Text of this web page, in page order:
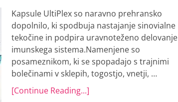
Kapsule UltiPlex so naravno prehransko
dopolnilo, ki spodbuja nastajanje sinovialne
tekočine in podpira uravnoteženo delovanje
imunskega sistema.Namenjene so
posameznikom, ki se spopadajo s trajnimi
bolečinami v sklepih, togostjo, vnetji, …
[Continue Reading...]